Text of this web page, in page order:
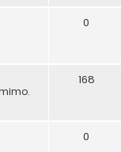
0
168
0